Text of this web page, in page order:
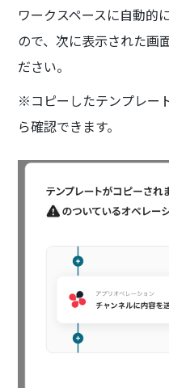
ワークスペースに自動的
ので、次に表示された画
ださい。
※コピーしたテンプレー
ら確認できます。